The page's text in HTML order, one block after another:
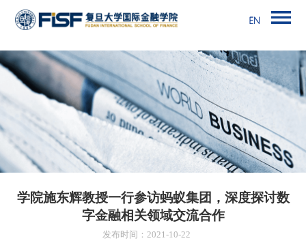
学院施东辉教授一行参访蚂蚁集团，深度探讨数
字金融相关领域交流合作
发布时间：2021-10-22